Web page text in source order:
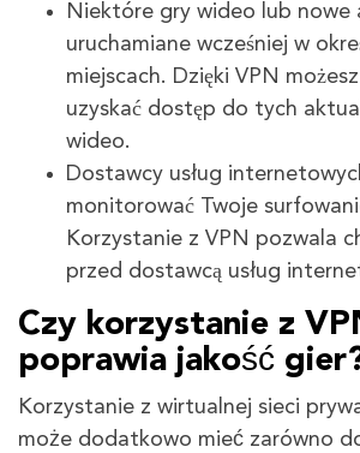
Niektóre gry wideo lub nowe
uruchamiane wcześniej w
miejscach. Dzięki VPN
uzyskać dostęp do tych
wideo.
Dostawcy usług
monitorować Twoje
Korzystanie z VPN pozwala
przed dostawcą usług
Czy korzystanie z
poprawia jakość
Korzystanie z wirtualnej sieci
może dodatkowo mieć zarówno